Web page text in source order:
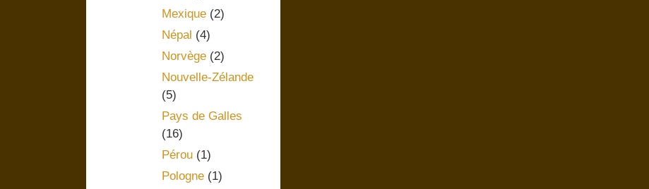
Mexique(2)
Népal (4)
Norvège(2)
Nouvelle-Zélande
(5)
Pays de Galles
(16)
Pérou(1)
Pologne(1)